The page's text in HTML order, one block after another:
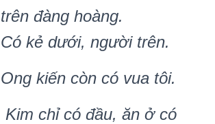
trên đàng hoàng.
Có kẻ dưới, người trên.
Ong kiến còn có vua tôi.
Kim chỉ có đầu, ăn ở có